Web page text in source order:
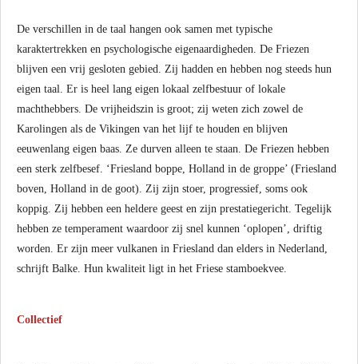
De verschillen in de taal hangen ook samen met typische
karaktertrekken en psychologische eigenaardigheden. De Friezen
blijven een vrij gesloten gebied. Zij hadden en hebben nog steeds hun
eigen taal. Er is heel lang eigen lokaal zelfbestuur of lokale
machthebbers. De vrijheidszin is groot; zij weten zich zowel de
Karolingen als de Vikingen van het lijf te houden en blijven
eeuwenlang eigen baas. Ze durven alleen te staan. De Friezen hebben
een sterk zelfbesef. ‘Friesland boppe, Holland in de groppe’ (Friesland
boven, Holland in de goot). Zij zijn stoer, progressief, soms ook
koppig. Zij hebben een heldere geest en zijn prestatiegericht. Tegelijk
hebben ze temperament waardoor zij snel kunnen ‘oplopen’, driftig
worden. Er zijn meer vulkanen in Friesland dan elders in Nederland,
schrijft Balke. Hun kwaliteit ligt in het Friese stamboekvee.
Collectief